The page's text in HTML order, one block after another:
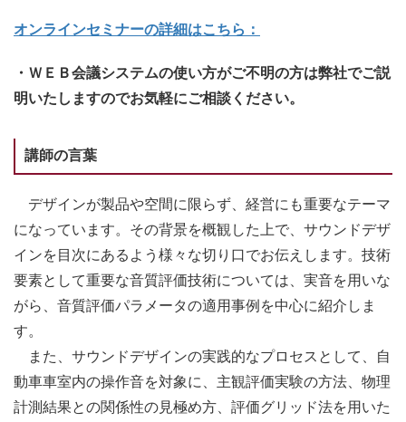
オンラインセミナーの詳細はこちら：
・ＷＥＢ会議システムの使い方がご不明の方は弊社でご説
明いたしますのでお気軽にご相談ください。
講師の言葉
デザインが製品や空間に限らず、経営にも重要なテーマ
になっています。その背景を概観した上で、サウンドデザ
インを目次にあるよう様々な切り口でお伝えします。技術
要素として重要な音質評価技術については、実音を用いな
がら、音質評価パラメータの適用事例を中心に紹介しま
す。
また、サウンドデザインの実践的なプロセスとして、自
動車車室内の操作音を対象に、主観評価実験の方法、物理
計測結果との関係性の見極め方、評価グリッド法を用いた